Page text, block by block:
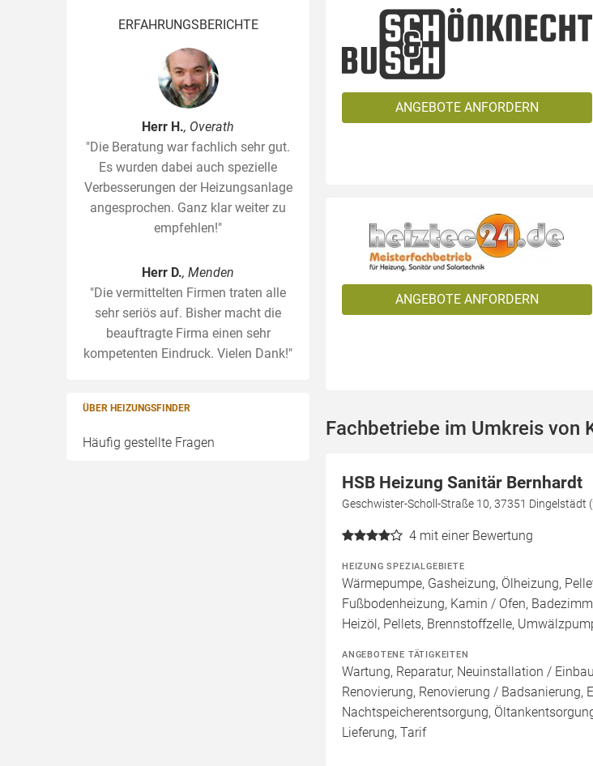
ERFAHRUNGSBERICHTE
Herr H., Overath
"Die Beratung war fachlich sehr gut.
Es wurden dabei auch spezielle
Verbesserungen der Heizungsanlage
angesprochen. Ganz klar weiter zu
empfehlen!"
Herr D., Menden
"Die vermittelten Firmen traten alle
sehr seriös auf. Bisher macht die
beauftragte Firma einen sehr
kompetenten Eindruck. Vielen Dank!"
ÜBER HEIZUNGSFINDER
Häufig gestellte Fragen
ANGEBOTE ANFORDERN
ANGEBOTE ANFORDERN
Fachbetriebe im Umkreis von
HSB Heizung Sanitär Bernhardt
Geschwister-Scholl-Straße 10, 37351 Dingelstädt
4 mit einer Bewertung
HEIZUNG SPEZIALGEBIETE
Wärmepumpe, Gasheizung, Ölheizung,
Fußbodenheizung, Kamin / Ofen,
Heizöl, Pellets, Brennstoffzelle,
ANGEBOTENE TÄTIGKEITEN
Wartung, Reparatur, Neuinstallation /
Renovierung, Renovierung / Badsanierung,
Nachtspeicherentsorgung,
Lieferung, Tarif